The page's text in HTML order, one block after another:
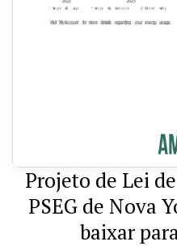
Projeto de Lei
PSEG de Nova
baixar